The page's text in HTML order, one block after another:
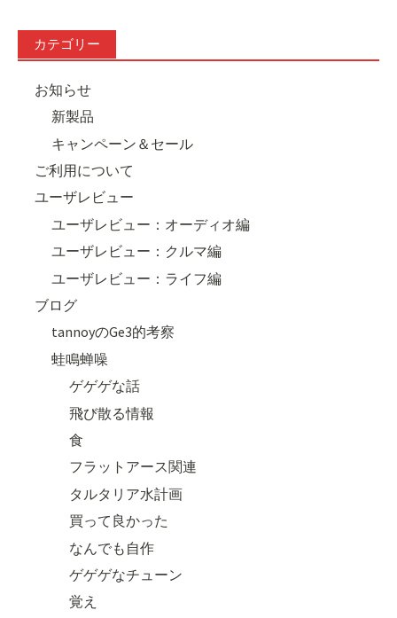
カテゴリー
お知らせ
新製品
キャンペーン＆セール
ご利用について
ユーザレビュー
ユーザレビュー：オーディオ編
ユーザレビュー：クルマ編
ユーザレビュー：ライフ編
ブログ
tannoyのGe3的考察
蛙鳴蝉噪
ゲゲゲな話
飛び散る情報
食
フラットアース関連
タルタリア水計画
買って良かった
なんでも自作
ゲゲゲなチューン
覚え